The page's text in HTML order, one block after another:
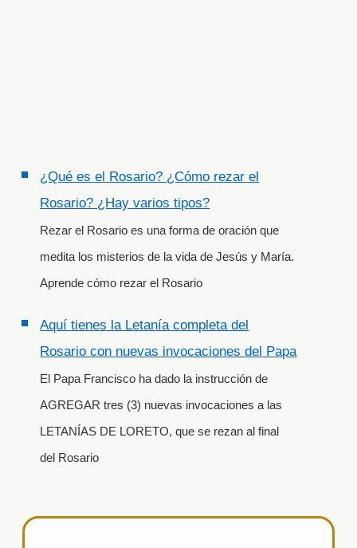
¿Qué es el Rosario? ¿Cómo rezar el
Rosario? ¿Hay varios tipos?
Rezar el Rosario es una forma de oración que
medita los misterios de la vida de Jesús y María.
Aprende cómo rezar el Rosario
Aquí tienes la Letanía completa del
Rosario con nuevas invocaciones del Papa
El Papa Francisco ha dado la instrucción de
AGREGAR tres (3) nuevas invocaciones a las
LETANÍAS DE LORETO, que se rezan al final
del Rosario